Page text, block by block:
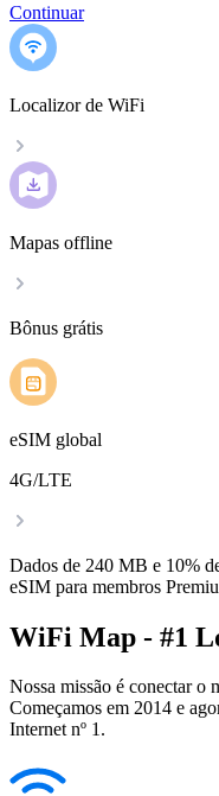
Continuar
Localizor de WiFi
Mapas offline
Bônus grátis
eSIM global
4G/LTE
Dados de 240 MB e 10%
eSIM para membros
WiFi Map - #1
Nossa missão é conectar o
Começamos em 2014 e
Internet nº 1.